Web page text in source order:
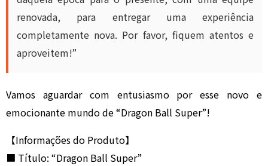
renovada, para entregar uma experiência
completamente nova. Por favor, fiquem atentos e
aproveitem!”
Vamos aguardar com entusiasmo por esse novo e
emocionante mundo de “Dragon Ball Super”!
【Informações do Produto】
■ Título: “Dragon Ball Super”